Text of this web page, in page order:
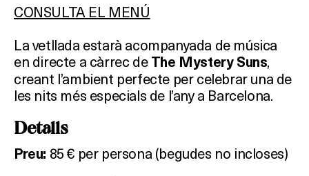
CONSULTA EL MENÚ
La vetllada estarà acompanyada de música
en directe a càrrec de The Mystery Suns,
creant l’ambient perfecte per celebrar una de
les nits més especials de l’any a Barcelona.
Detalls
Preu: 85 € per persona (begudes no incloses)